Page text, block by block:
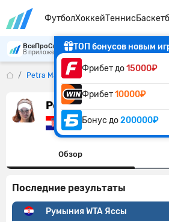
ФутболХоккейТеннис
ТОП бонусов новым
Фрибет до15000₽
Фрибет10000₽
Бонус до200000₽
ВсеПроСпорт
В приложении удобнее
Petra Marcinko
Petra Marcinko
Хорватия
Обзор
Последние результаты
Румыния WTA Яссы